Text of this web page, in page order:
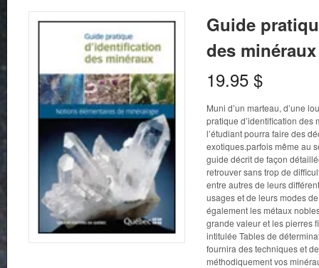
Guide
des minéraux
19.95 $
Muni d’un marteau, d’une
pratique d’identification des
l’étudiant pourra faire des
exotiques.parfois même au
guide décrit de façon
retrouver sans trop de
entre autres de leurs
usages et de leurs modes
également les métaux
grande valeur et les pierres
intitulée Tables de
fournira des techniques et
méthodiquement vos